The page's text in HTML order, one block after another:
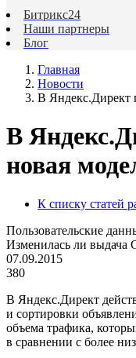
Битрикс24
Наши партнеры
Блог
Главная
Новости
В Яндекс.Директ
В
новая
К списку статей
Пользовательские
Изменилась ли выдача
07.09.2015
380
В Яндекс.Директ
и сортировки
объема трафика,
в сравнении с более